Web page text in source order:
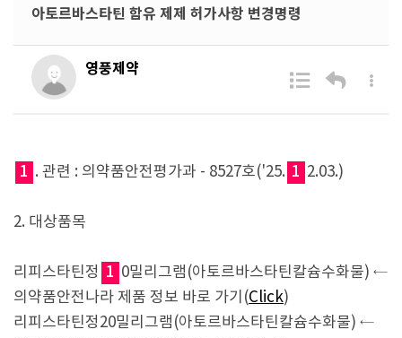
아토르바스타틴 함유 제제 허가사항 변경명령
영풍제약
1 . 관련 : 의약품안전평가과 - 8527호('25. 1 2.03.)
2. 대상품목
리피스타틴정 1 0밀리그램(아토르바스타틴칼슘수화물) ←
의약품안전나라 제품 정보 바로 가기(Click)
리피스타틴정20밀리그램(아토르바스타틴칼슘수화물) ←